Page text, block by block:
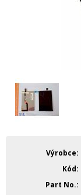
Výrobce
Kód
Part No.